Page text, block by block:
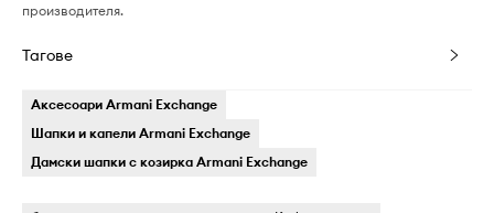
производителя.
Тагове
Аксесоари Armani Exchange
Шапки и капели Armani Exchange
Дамски шапки с козирка Armani Exchange